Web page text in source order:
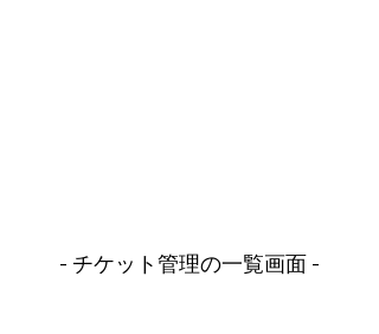
- チケット管理の一覧画面 -